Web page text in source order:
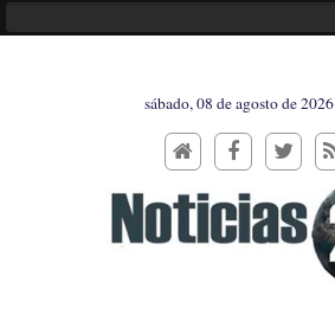
sábado, 08 de agosto de 2026